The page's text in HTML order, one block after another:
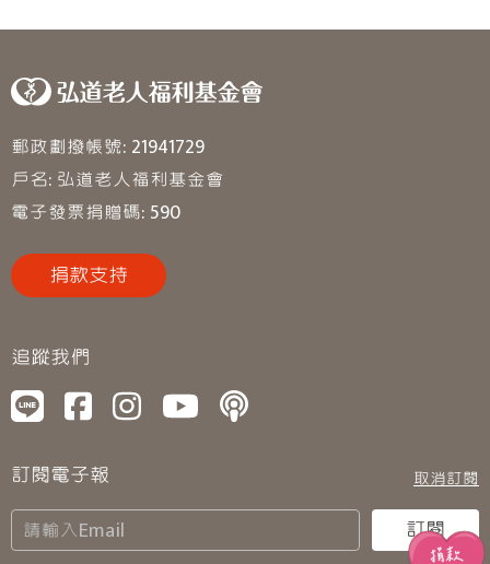
郵政劃撥帳號: 21941729
戶名: 弘道老人福利基金會
電子發票捐贈碼: 590
捐款支持
追蹤我們
訂閱電子報 取消訂閱
訂閱